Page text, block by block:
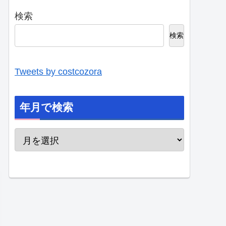
検索
検索
Tweets by costcozora
年月で検索